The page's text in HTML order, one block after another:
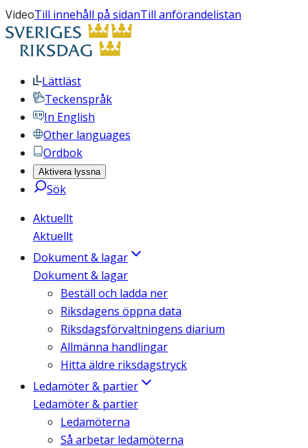
VideoTill innehåll på sidanTill anförandelistan
Lättläst
Teckenspråk
In English
Other languages
Ordbok
Aktivera lyssna
Sök
Aktuellt
Aktuellt
Dokument & lagar
Dokument & lagar
Beställ och ladda ner
Riksdagens öppna data
Riksdagsförvaltningens diarium
Allmänna handlingar
Hitta äldre riksdagstryck
Ledamöter & partier
Ledamöter & partier
Ledamöterna
Så arbetar ledamöterna